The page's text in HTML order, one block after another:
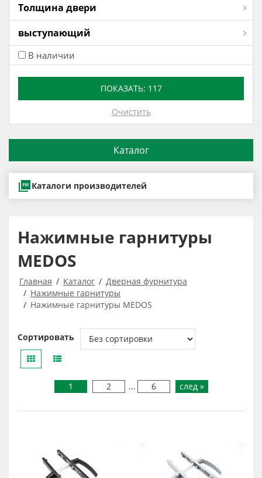
Толщина двери
выступающий
В наличии
ПОКАЗАТЬ: 117
Очистить
Каталог
Каталоги производителей
Нажимные гарнитуры
MEDOS
Главная Каталог
Дверная фурнитура
Нажимные гарнитуры
Нажимные гарнитуры MEDOS
Сортировать
1 2 ... 6 след »